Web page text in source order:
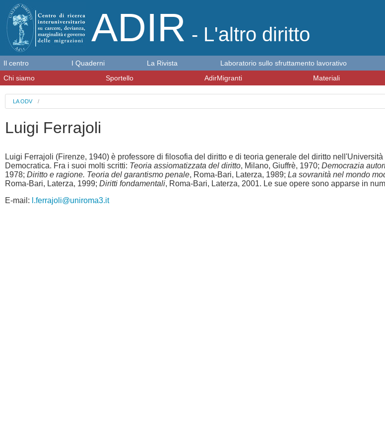
ADIR - L'altro diritto
LA ODV/
Luigi Ferrajoli
Luigi Ferrajoli (Firenze, 1940) è professore di filosofia del diritto e di teoria generale del diritto
Democratica. Fra i suoi molti scritti: Teoria assiomatizzata del diritto, Milano, Giuffrè, 1970; Democrazia
1978; Diritto e ragione. Teoria del garantismo penale, Roma-Bari, Laterza, 1989; La sovranità nel mondo
Roma-Bari, Laterza, 1999; Diritti fondamentali, Roma-Bari, Laterza, 2001. Le sue opere sono apparse in
E-mail: l.ferrajoli@uniroma3.it
Il centro I Quaderni La Rivista Laboratorio sullo sfruttamento lavorativo
Chi siamo
Sportello AdirMigranti Materiali